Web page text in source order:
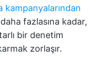
kampanyalarından
fazlasına kadar,
bir denetim
zorlaşır.